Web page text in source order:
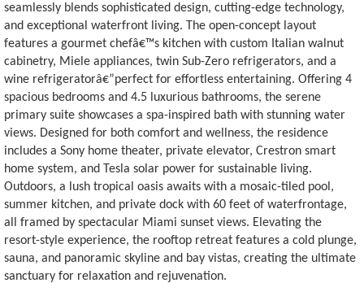
seamlessly blends sophisticated design, cutting-edge technology,
and exceptional waterfront living. The open-concept layout
features a gourmet chefâ€™s kitchen with custom Italian walnut
cabinetry, Miele appliances, twin Sub-Zero refrigerators, and a
wine refrigeratorâ€”perfect for effortless entertaining. Offering 4
spacious bedrooms and 4.5 luxurious bathrooms, the serene
primary suite showcases a spa-inspired bath with stunning water
views. Designed for both comfort and wellness, the residence
includes a Sony home theater, private elevator, Crestron smart
home system, and Tesla solar power for sustainable living.
Outdoors, a lush tropical oasis awaits with a mosaic-tiled pool,
summer kitchen, and private dock with 60 feet of waterfrontage,
all framed by spectacular Miami sunset views. Elevating the
resort-style experience, the rooftop retreat features a cold plunge,
sauna, and panoramic skyline and bay vistas, creating the ultimate
sanctuary for relaxation and rejuvenation.